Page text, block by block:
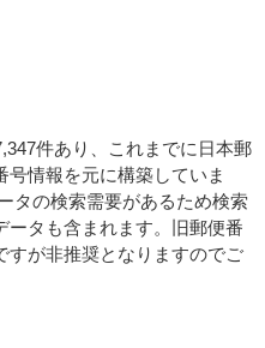
件あり、これまでに日本郵
情報を元に構築していま
タの検索需要があるため検索
ータも含まれます。旧郵便番
すが非推奨となりますのでご